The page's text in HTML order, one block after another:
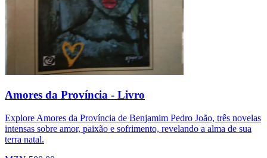
Amores da Província - Livro
Explore Amores da Província de Benjamim Pedro João, três novelas
intensas sobre amor, paixão e sofrimento, revelando a alma de sua
terra natal.